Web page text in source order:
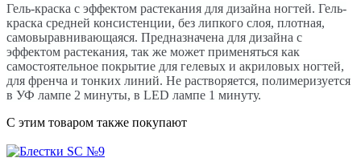
Гель-краска с эффектом растекания для дизайна ногтей. Гель-
краска средней консистенции, без липкого слоя, плотная,
самовыравнивающаяся. Предназначена для дизайна с
эффектом растекания, так же может применяться как
самостоятельное покрытие для гелевых и акриловых ногтей,
для френча и тонких линий. Не растворяется, полимеризуется
в УФ лампе 2 минуты, в LED лампе 1 минуту.
C этим товаром также покупают